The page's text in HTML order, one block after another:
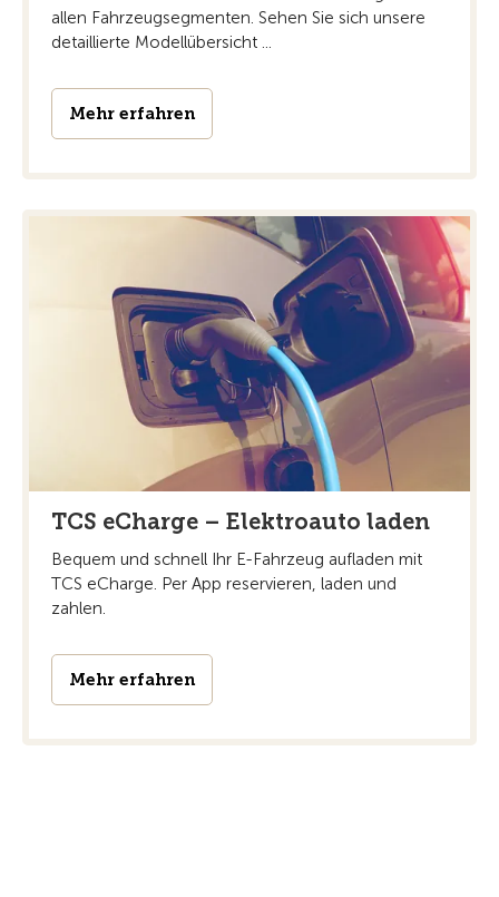
allen Fahrzeugsegmenten. Sehen Sie sich unsere
detaillierte Modellübersicht ...
Mehr erfahren
TCS eCharge – Elektroauto laden
Bequem und schnell Ihr E-Fahrzeug aufladen mit
TCS eCharge. Per App reservieren, laden und
zahlen.
Mehr erfahren